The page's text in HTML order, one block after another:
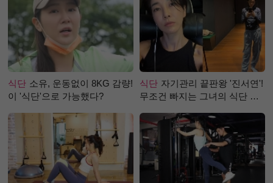
식단 소유, 운동없이 8KG 감량!
이 '식단'으로 가능했다?
식단 자기관리 끝판왕 '진서연'!
무조건 빠지는 그녀의 식단 정